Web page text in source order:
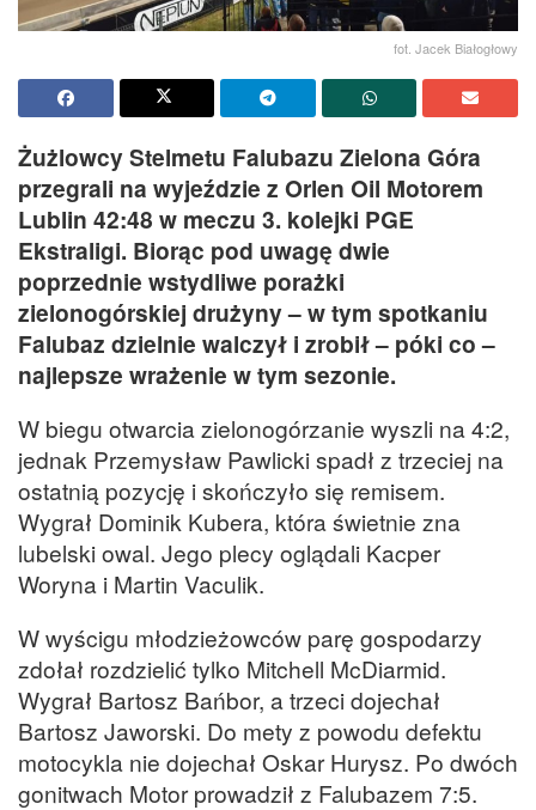
fot. Jacek Białogłowy
Żużlowcy Stelmetu Falubazu Zielona Góra
przegrali na wyjeździe z Orlen Oil Motorem
Lublin 42:48 w meczu 3. kolejki PGE
Ekstraligi. Biorąc pod uwagę dwie
poprzednie wstydliwe porażki
zielonogórskiej drużyny – w tym spotkaniu
Falubaz dzielnie walczył i zrobił – póki co –
najlepsze wrażenie w tym sezonie.
W biegu otwarcia zielonogórzanie wyszli na 4:2,
jednak Przemysław Pawlicki spadł z trzeciej na
ostatnią pozycję i skończyło się remisem.
Wygrał Dominik Kubera, która świetnie zna
lubelski owal. Jego plecy oglądali Kacper
Woryna i Martin Vaculik.
W wyścigu młodzieżowców parę gospodarzy
zdołał rozdzielić tylko Mitchell McDiarmid.
Wygrał Bartosz Bańbor, a trzeci dojechał
Bartosz Jaworski. Do mety z powodu defektu
motocykla nie dojechał Oskar Hurysz. Po dwóch
gonitwach Motor prowadził z Falubazem 7:5.